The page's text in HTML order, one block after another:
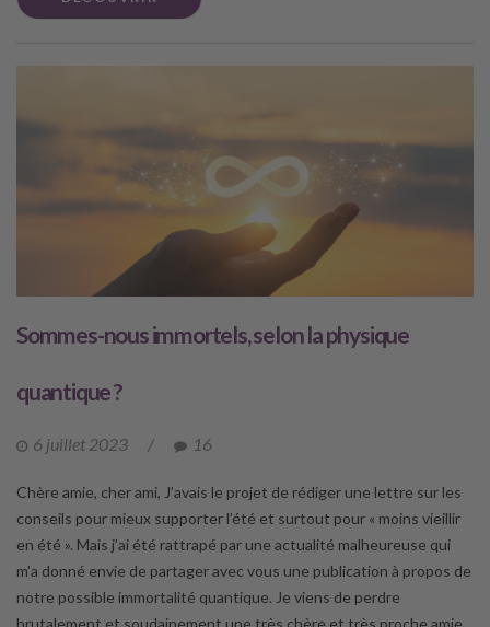
Sommes-nous immortels, selon la physique
quantique ?
6 juillet 2023 / 16
Chère amie, cher ami, J’avais le projet de rédiger une lettre sur les
conseils pour mieux supporter l’été et surtout pour « moins vieillir
en été ». Mais j’ai été rattrapé par une actualité malheureuse qui
m’a donné envie de partager avec vous une publication à propos de
notre possible immortalité quantique. Je viens de perdre
brutalement et soudainement une très chère et très proche amie,